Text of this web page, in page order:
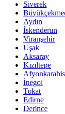
Siverek
Aydın
İskenderun
Viranşehir
Uşak
Aksaray
Kızıltepe
İnegol
Tokat
Edirne
Derince